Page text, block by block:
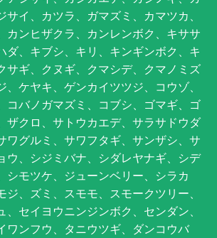
サイ、カツラ、ガマズミ、カマツカ、
カンヒザクラ、カンレンボク、キササ
ダ、キブシ、キリ、キンギンボク、キ
サギ、クヌギ、クマシデ、クマノミズ
ケヤキ、ゲンカイツツジ、コウゾ、
コバノガマズミ、コブシ、ゴマギ、ゴ
ザクロ、サトウカエデ、サラサドウダ
ワグルミ、サワフタギ、サンザシ、サ
ウ、シジミバナ、シダレヤナギ、シデ
シモツケ、ジューンベリー、シラカ
、ズミ、スモモ、スモークツリー、
セイヨウニンジンボク、センダン、
ワンフウ、タニウツギ、ダンコウバ